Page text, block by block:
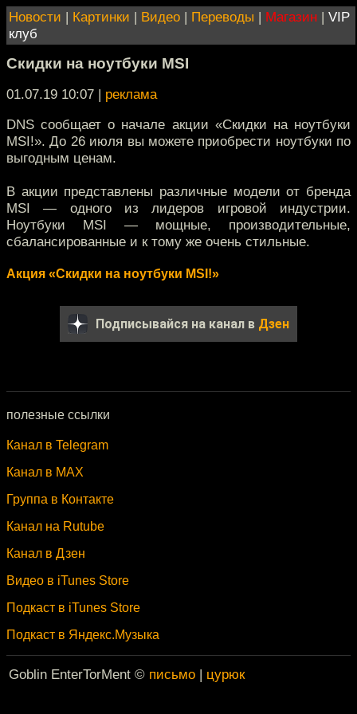
Новости | Картинки | Видео | Переводы | Магазин | VIP
клуб
Скидки на ноутбуки MSI
01.07.19 10:07 | реклама
DNS сообщает о начале акции «Скидки на ноутбуки
MSI!». До 26 июля вы можете приобрести ноутбуки по
выгодным ценам.
В акции представлены различные модели от бренда
MSI — одного из лидеров игровой индустрии.
Ноутбуки MSI — мощные, производительные,
сбалансированные и к тому же очень стильные.
Акция «Скидки на ноутбуки MSI!»
Подписывайся на канал в Дзен
полезные ссылки
Канал в Telegram
Канал в MAX
Группа в Контакте
Канал на Rutube
Канал в Дзен
Видео в iTunes Store
Подкаст в iTunes Store
Подкаст в Яндекс.Музыка
Goblin EnterTorMent © письмо | цурюк